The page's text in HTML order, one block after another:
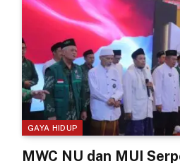
GAYA HIDUP
MWC NU dan MUI